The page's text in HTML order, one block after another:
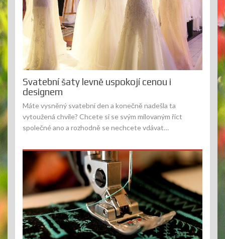
Svatební šaty levně uspokojí cenou i
designem
Máte vysněný svatební den a konečně nadešla ta
vytoužená chvíle? Chcete si se svým milovaným říct
společné ano a rozhodně se nechcete vdávat…